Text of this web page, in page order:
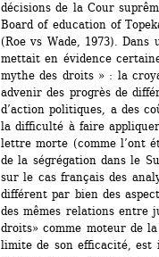
décisions de la Cour
Board of education of
(Roe vs Wade, 1973).
mettait en évidence
mythe des droits » : la
advenir des progrès de
d’action politiques, a des
la difficulté à faire
lettre morte (comme l’ont
de la ségrégation dans le
sur le cas français des
différent par bien des
des mêmes relations entre
droits» comme moteur de
limite de son efficacité, est